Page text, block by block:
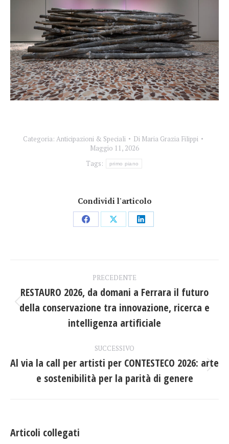
Categoria: Anticipazioni & Speciali Di Maria Grazia Filippi
Maggio 11, 2026
Tags:
primo piano
Condividi l'articolo
CondividiCondividiCondividi
tra
PRECEDENTE
Post
precedente:
RESTAURO 2026, da domani a Ferrara il futuro
della conservazione tra innovazione, ricerca e
intelligenza artificiale
SUCCESSIVO
Prossimo
post:
Al via la call per artisti per CONTESTECO 2026: arte
e sostenibilità per la parità di genere
Articoli collegati